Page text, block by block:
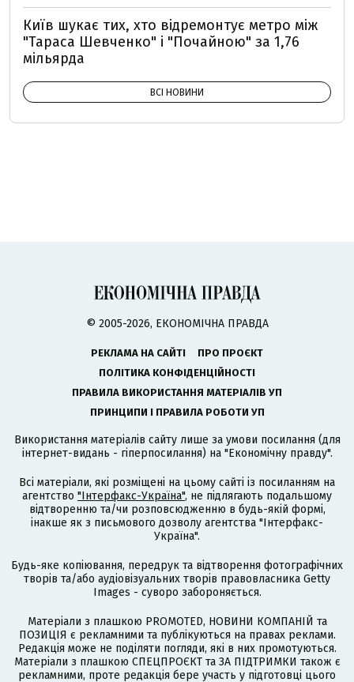
Київ шукає тих, хто відремонтує метро між
"Тараса Шевченко" і "Почайною" за 1,76
мільярда
ВСІ НОВИНИ
© 2005-2026, ЕКОНОМІЧНА ПРАВДА
РЕКЛАМА НА САЙТІ
ПРО ПРОЄКТ
ПОЛІТИКА КОНФІДЕНЦІЙНОСТІ
ПРАВИЛА ВИКОРИСТАННЯ МАТЕРІАЛІВ УП
ПРИНЦИПИ І ПРАВИЛА РОБОТИ УП
Використання матеріалів сайту лише за умови посилання (для
інтернет-видань - гіперпосилання) на "Економічну правду".
Всі матеріали, які розміщені на цьому сайті із посиланням на
агентство "Інтерфакс-Україна", не підлягають подальшому
відтворенню та/чи розповсюдженню в будь-якій формі,
інакше як з письмового дозволу агентства "Інтерфакс-
Україна".
Будь-яке копіювання, передрук та відтворення фотографічних
творів та/або аудіовізуальних творів правовласника Getty
Images - суворо забороняється.
Матеріали з плашкою PROMOTED, НОВИНИ КОМПАНІЙ та
ПОЗИЦІЯ є рекламними та публікуються на правах реклами.
Редакція може не поділяти погляди, які в них промотуються.
Матеріали з плашкою СПЕЦПРОЄКТ та ЗА ПІДТРИМКИ також є
рекламними, проте редакція бере участь у підготовці цього